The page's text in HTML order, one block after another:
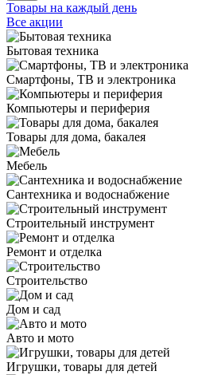
Товары на каждый день
Все акции
Бытовая техника
Смартфоны, ТВ и электроника
Компьютеры и периферия
Товары для дома, бакалея
Мебель
Сантехника и водоснабжение
Строительный инструмент
Ремонт и отделка
Строительство
Дом и сад
Авто и мото
Игрушки, товары для детей